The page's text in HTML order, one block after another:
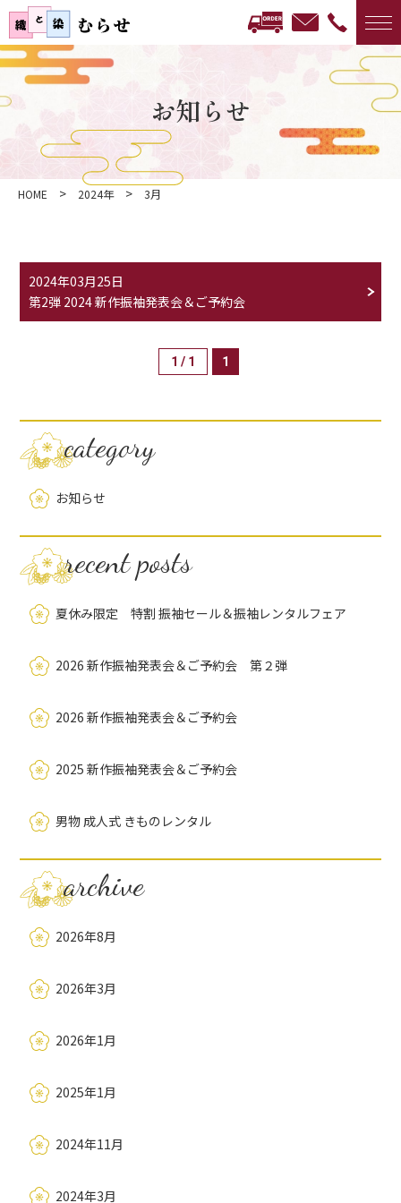
お知らせ
HOME > 2024年 > 3月
2024年03月25日
第2弾 2024 新作振袖発表会＆ご予約会
1 / 1 1
category
お知らせ
recent posts
夏休み限定 特割 振袖セール＆振袖レンタルフェア
2026 新作振袖発表会＆ご予約会 第２弾
2026 新作振袖発表会＆ご予約会
2025 新作振袖発表会＆ご予約会
男物 成人式 きものレンタル
archive
2026年8月
2026年3月
2026年1月
2025年1月
2024年11月
2024年3月